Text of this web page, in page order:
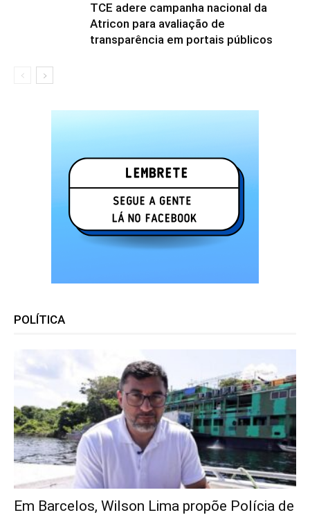
TCE adere campanha nacional da
Atricon para avaliação de
transparência em portais públicos
POLÍTICA
Em Barcelos, Wilson Lima propõe Polícia de